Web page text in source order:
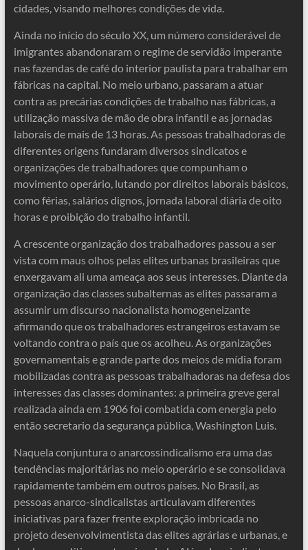
cidades, visando melhores condições de vida.
Ainda no início do século XX, um número considerável de
imigrantes abandonaram o regime de servidão imperante
nas fazendas de café do interior paulista para trabalhar em
fábricas na capital. No meio urbano, passaram a atuar
contra as precárias condições de trabalho nas fábricas, a
utilização massiva de mão de obra infantil e as jornadas
laborais de mais de 13 horas. As pessoas trabalhadoras de
diferentes origens fundaram diversos sindicatos e
organizações de trabalhadores que compunham o
movimento operário, lutando por direitos laborais básicos,
como férias, salários dignos, jornada laboral diária de oito
horas e proibição do trabalho infantil.
A crescente organização dos trabalhadores passou a ser
vista com maus olhos pelas elites urbanas brasileiras que
enxergavam ali uma ameaça aos seus interesses. Diante da
organização das classes subalternas as elites passaram a
assumir um discurso nacionalista homogeneizante
afirmando que os trabalhadores estrangeiros estavam se
voltando contra o país que os acolheu. As organizações
governamentais e grande parte dos meios de mídia foram
mobilizadas contra as pessoas trabalhadoras na defesa dos
interesses das classes dominantes: a primeira greve geral
realizada ainda em 1906 foi combatida com energia pelo
então secretario da segurança pública, Washington Luis.
Naquela conjuntura o anarcossindicalismo era uma das
tendências majoritárias no meio operário e se consolidava
rapidamente também em outros países. No Brasil, as
pessoas anarco-sindicalistas articulavam diferentes
iniciativas para fazer frente exploração imbricada no
projeto desenvolvimentista das elites agrárias e urbanas, e